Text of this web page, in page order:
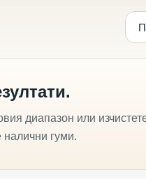
диапазон или
налични гуми.